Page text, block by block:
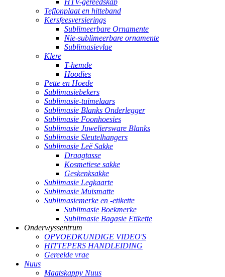
HTV-gereedskap
Teflonplaat en hitteband
Kersfeesversierings
Sublimeerbare Ornamente
Nie-sublimeerbare ornamente
Sublimasievlae
Klere
T-hemde
Hoodies
Pette en Hoede
Sublimasiebekers
Sublimasie-tuimelaars
Sublimasie Blanks Onderlegger
Sublimasie Foonhoesies
Sublimasie Juweliersware Blanks
Sublimasie Sleutelhangers
Sublimasie Leë Sakke
Draagtasse
Kosmetiese sakke
Geskenksakke
Sublimasie Legkaarte
Sublimasie Muismatte
Sublimasiemerke en -etikette
Sublimasie Boekmerke
Sublimasie Bagasie Etikette
Onderwyssentrum
OPVOEDKUNDIGE VIDEO'S
HITTEPERS HANDLEIDING
Gereelde vrae
Nuus
Maatskappy Nuus